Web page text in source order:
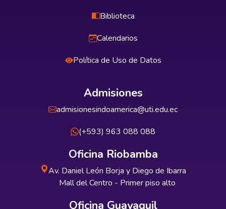
Biblioteca
Calendarios
Política de Uso de Datos
Admisiones
admisionesindoamerica@uti.edu.ec
(+593) 963 088 088
Oficina Riobamba
Av. Daniel León Borja y Diego de Ibarra
Mall del Centro - Primer piso alto
Oficina Guayaquil